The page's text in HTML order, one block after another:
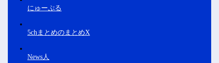
にゅーぷる
5chまとめのまとめX
News人